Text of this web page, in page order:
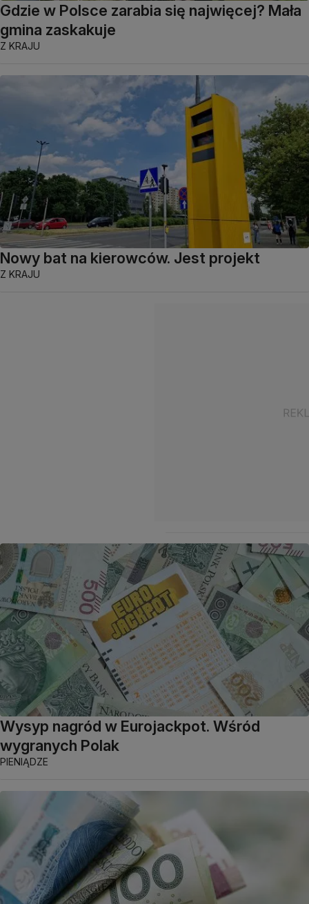
Gdzie w Polsce zarabia się najwięcej? Mała
gmina zaskakuje
Z KRAJU
Nowy bat na kierowców. Jest projekt
Z KRAJU
Wysyp nagród w Eurojackpot. Wśród
wygranych Polak
PIENIĄDZE